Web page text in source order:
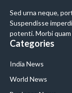
Sed urna neque,
Suspendisse
potenti. Morbi
Categories
India News
World News